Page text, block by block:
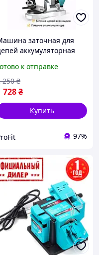
заточная для
аккумуляторная
и ЗУ)к отправке
728₴
250 ₴
Купить
97%